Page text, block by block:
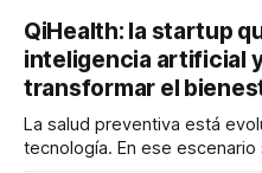
QiHealth: la startup
inteligencia artificial
transformar el
La salud preventiva está
tecnología. En ese